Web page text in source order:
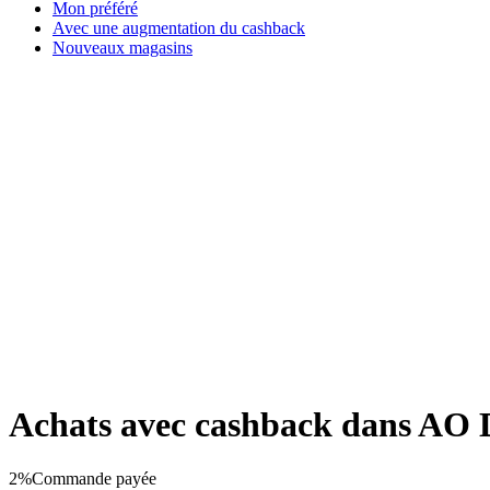
Mon préféré
Avec une augmentation du cashback
Nouveaux magasins
Achats avec cashback dans AO
2%Commande payée